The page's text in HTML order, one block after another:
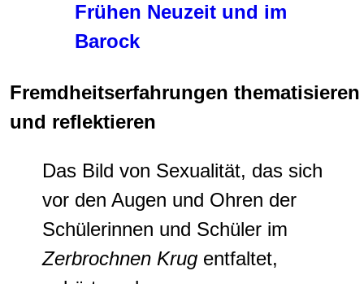
Frühen Neuzeit und im
Barock
Fremdheitserfahrungen thematisieren
und reflektieren
Das Bild von Sexualität, das sich
vor den Augen und Ohren der
Schülerinnen und Schüler im
Zerbrochnen Krug entfaltet,